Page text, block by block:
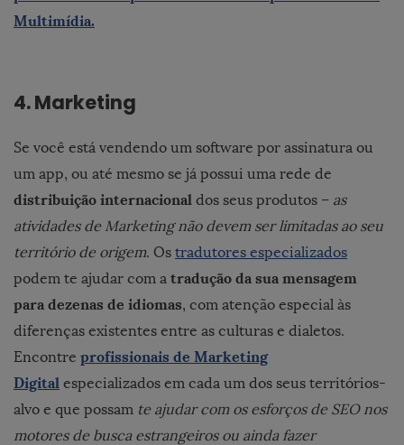
Multimídia.
4. Marketing
Se você está vendendo um software por assinatura ou
um app, ou até mesmo se já possui uma rede de
distribuição internacional dos seus produtos – as
atividades de Marketing não devem ser limitadas ao seu
território de origem. Os tradutores especializados
podem te ajudar com a tradução da sua mensagem
para dezenas de idiomas, com atenção especial às
diferenças existentes entre as culturas e dialetos.
Encontre profissionais de Marketing
Digital especializados em cada um dos seus territórios-
alvo e que possam te ajudar com os esforços de SEO nos
motores de busca estrangeiros ou ainda fazer